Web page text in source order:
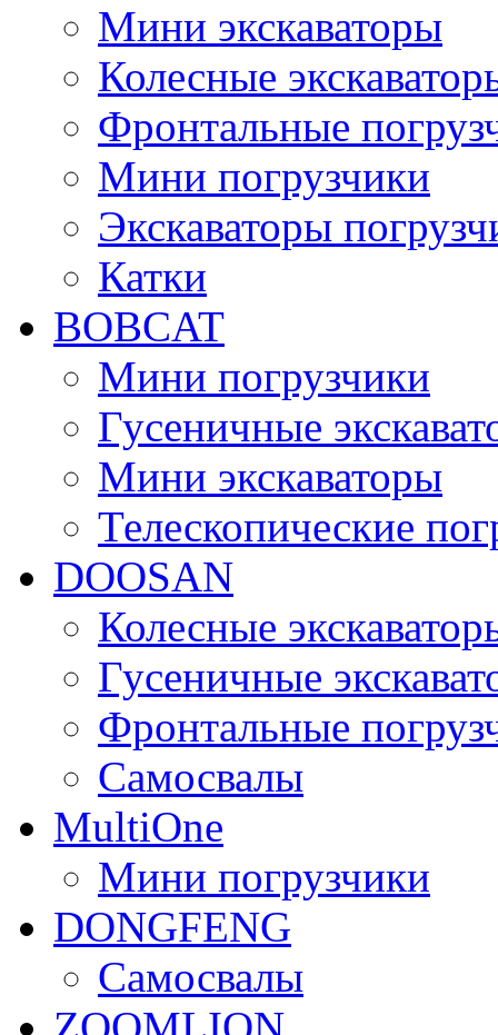
Мини экскаваторы
Колесные
Фронтальные
Мини погрузчики
Экскаваторы
Катки
BOBCAT
Мини погрузчики
Гусеничные
Мини экскаваторы
Телескопические
DOOSAN
Колесные
Гусеничные
Фронтальные
Самосвалы
MultiOne
Мини погрузчики
DONGFENG
Самосвалы